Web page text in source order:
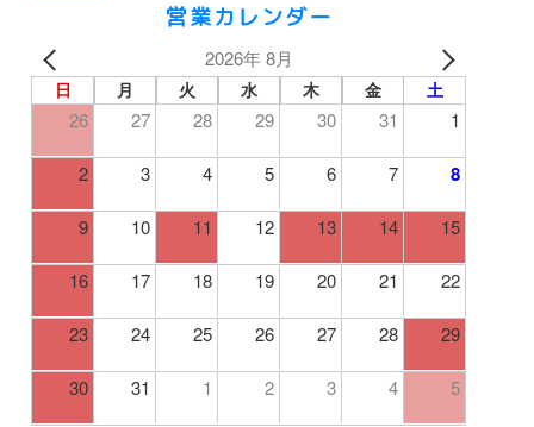
営業カレンダー
2026年 8月
日 月 火 水 木 金 土
26 27 28 29 30 31 1
2 3 4 5 6 7 8
9 10 11 12 13 14 15
16 17 18 19 20 21 22
23 24 25 26 27 28 29
30 31 1 2 3 4 5